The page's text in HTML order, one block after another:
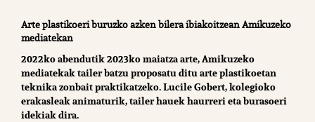
Arte plastikoeri buruzko azken bilera ibiakoitzean Amikuzeko
mediatekan
2022ko abendutik 2023ko maiatza arte, Amikuzeko
mediatekak tailer batzu proposatu ditu arte plastikoetan
teknika zonbait praktikatzeko. Lucile Gobert, kolegioko
erakasleak animaturik, tailer hauek haurreri eta burasoeri
idekiak dira.